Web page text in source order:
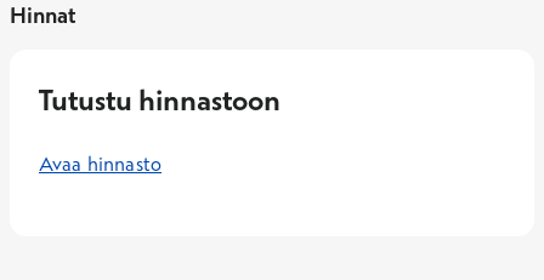
Hinnat
Tutustu hinnastoon
Avaa hinnasto